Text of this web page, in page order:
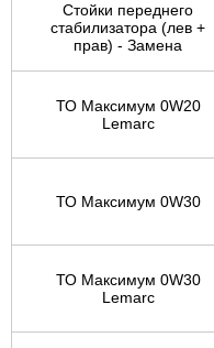
Стойки переднего
стабилизатора (лев +
прав) - Замена
ТО Максимум 0W20
Lemarc
ТО Максимум 0W30
ТО Максимум 0W30
Lemarc